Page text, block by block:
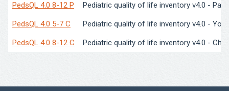
PedsQL 4.0 8-12 P Pediatric quality of life inventory v4.0 -
PedsQL 4.0 5-7 C Pediatric quality of life inventory v4.0 -
PedsQL 4.0 8-12 C Pediatric quality of life inventory v4.0 -